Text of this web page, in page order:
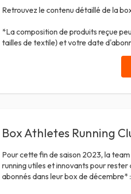
Retrouvez le contenu détaillé de la
*La composition de produits reçue
tailles de textile) et votre date
Box Athletes Running
Pour cette fin de saison 2023, la
running utiles et innovants pour rester
abonnés dans leur box de décembre* :